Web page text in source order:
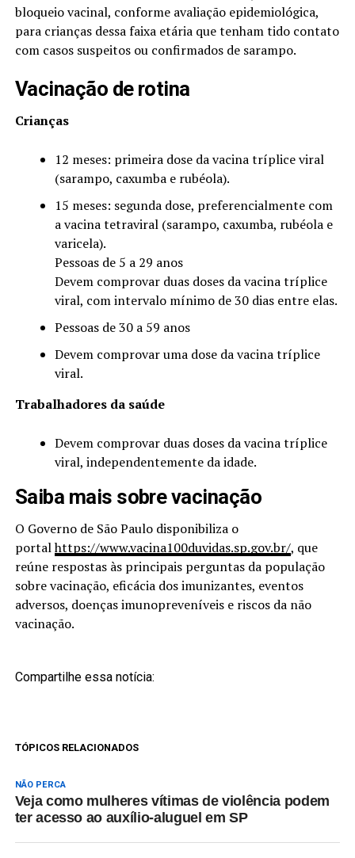
bloqueio vacinal, conforme avaliação epidemiológica,
para crianças dessa faixa etária que tenham tido contato
com casos suspeitos ou confirmados de sarampo.
Vacinação de rotina
Crianças
12 meses: primeira dose da vacina tríplice viral
(sarampo, caxumba e rubéola).
15 meses: segunda dose, preferencialmente com
a vacina tetraviral (sarampo, caxumba, rubéola e
varicela).
Pessoas de 5 a 29 anos
Devem comprovar duas doses da vacina tríplice
viral, com intervalo mínimo de 30 dias entre elas.
Pessoas de 30 a 59 anos
Devem comprovar uma dose da vacina tríplice
viral.
Trabalhadores da saúde
Devem comprovar duas doses da vacina tríplice
viral, independentemente da idade.
Saiba mais sobre vacinação
O Governo de São Paulo disponibiliza o
portalhttps://www.vacina100duvidas.sp.gov.br/, que
reúne respostas às principais perguntas da população
sobre vacinação, eficácia dos imunizantes, eventos
adversos, doenças imunopreveníveis e riscos da não
vacinação.
Compartilhe essa notícia:
TÓPICOS RELACIONADOS
NÃO PERCA
Veja como mulheres vítimas de violência podem
ter acesso ao auxílio-aluguel em SP